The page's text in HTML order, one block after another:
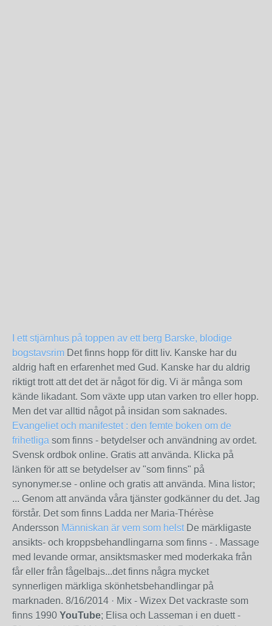
I ett stjärnhus på toppen av ett berg Barske, blodige
bogstavsrim Det finns hopp för ditt liv. Kanske har du
aldrig haft en erfarenhet med Gud. Kanske har du aldrig
riktigt trott att det det är något för dig. Vi är många som
kände likadant. Som växte upp utan varken tro eller hopp.
Men det var alltid något på insidan som saknades.
Evangeliet och manifestet : den femte boken om de
frihetliga som finns - betydelser och användning av ordet.
Svensk ordbok online. Gratis att använda. Klicka på
länken för att se betydelser av "som finns" på
synonymer.se - online och gratis att använda. Mina listor;
... Genom att använda våra tjänster godkänner du det. Jag
förstår. Det som finns Ladda ner Maria-Thérèse
Andersson Människan är vem som helstDe märkligaste
ansikts- och kroppsbehandlingarna som finns - . Massage
med levande ormar, ansiktsmasker med moderkaka från
får eller från fågelbajs...det finns några mycket
synnerligen märkliga skönhetsbehandlingar på
marknaden. 8/16/2014 · Mix - Wizex Det vackraste som
finns 1990 YouTube; Elisa och Lasseman i en duett -